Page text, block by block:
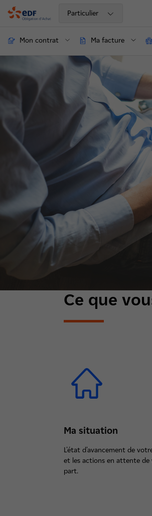
Particulier
Mon contrat Ma facture
Ce que
Ma situation
L'état d'avancement de
et les actions en attente de
part.